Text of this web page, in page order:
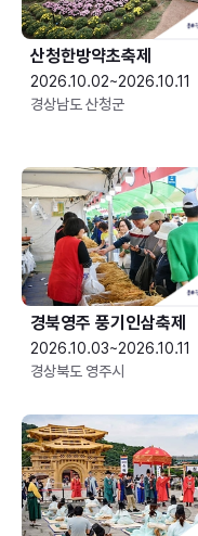
산청한방약초축제
2026.10.02~2026.10.11
경상남도 산청군
경북영주 풍기인삼축제
2026.10.03~2026.10.11
경상북도 영주시